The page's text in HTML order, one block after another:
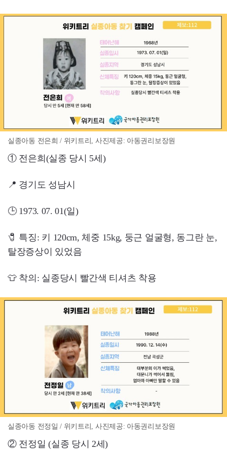
실종아동 전은희 / 위키트리, 사진제공: 아동권리보장원
① 전은희(실종 당시 5세)
📍 경기도 성남시
🕒 1973. 07. 01(일)
🧷 특징: 키 120cm, 체중 15kg, 둥근 얼굴형, 동그란 눈,
탈장증상이 있었음
👕 착의: 실종당시 빨간색 티셔츠 착용
실종아동 전정일 / 위키트리, 사진제공: 아동권리보장원
② 전정일 (실종 당시 2세)